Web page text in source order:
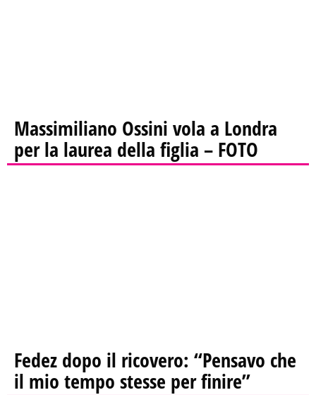
Massimiliano Ossini vola a Londra
per la laurea della figlia – FOTO
Fedez dopo il ricovero: “Pensavo che
il mio tempo stesse per finire”